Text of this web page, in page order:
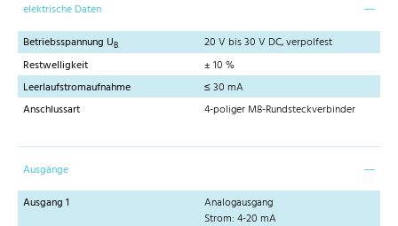
elektrische Daten
Betriebsspannung UB
20 V bis 30 V DC, verpolfest
Restwelligkeit
± 10 %
Leerlaufstromaufnahme
≤ 30 mA
Anschlussart
4-poliger M8-Rundsteckverbinder
Ausgänge
Ausgang 1
Analogausgang
Strom: 4-20 mA